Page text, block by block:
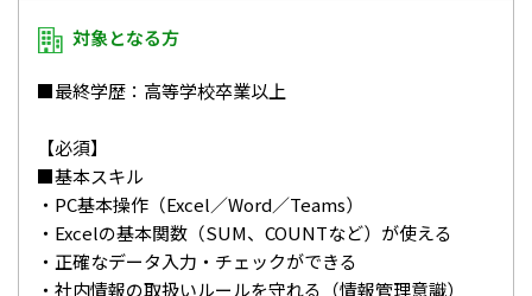
対象となる方
■最終学歴：高等学校卒業以上
【必須】
■基本スキル
・PC基本操作（Excel／Word／Teams）
・Excelの基本関数（SUM、COUNTなど）が使える
・正確なデータ入力・チェックができる
・社内情報の取扱いルールを守れる（情報管理意識）